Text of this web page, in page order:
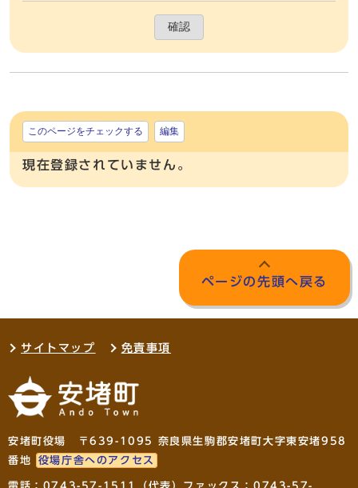
確認
このページをチェックする 編集
現在登録されていません。
ページの先頭へ戻る
サイトマップ 免責事項
安堵町役場 〒639-1095 奈良県生駒郡安堵町大字東安堵958
番地
役場庁舎へのアクセス
電話： 0743-57-1511 （代表）ファックス：0743-57-